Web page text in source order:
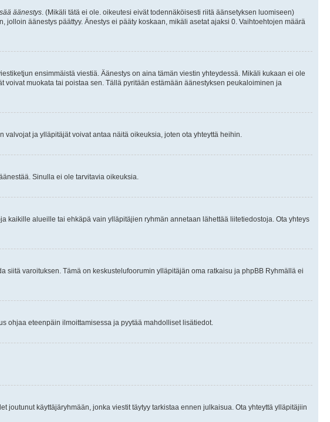
äänestys . (Mikäli tätä ei ole. oikeutesi eivät todennäköisesti riitä äänsetyksen luomiseen)
äänestys päättyy. Änestys ei pääty koskaan, mikäli asetat ajaksi 0. Vaihtoehtojen määrä
ensimmäistä viestiä. Äänestys on aina tämän viestin yhteydessä. Mikäli kukaan ei ole
muokata tai poistaa sen. Tällä pyritään estämään äänestyksen peukaloiminen ja
ja ylläpitäjät voivat antaa näitä oikeuksia, joten ota yhteyttä heihin.
Sinulla ei ole tarvitavia oikeuksia.
kaikille alueille tai ehkäpä vain ylläpitäjien ryhmän annetaan lähettää liitetiedostoja. Ota yhteys
varoituksen. Tämä on keskustelufoorumin ylläpitäjän oma ratkaisu ja phpBB Ryhmällä ei
ohjaa eteenpäin ilmoittamisessa ja pyytää mahdolliset lisätiedot.
käyttäjäryhmään, jonka viestit täytyy tarkistaa ennen julkaisua. Ota yhteyttä ylläpitäjiin